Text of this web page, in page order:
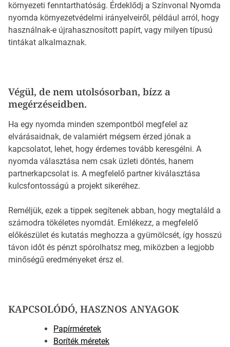
környezeti fenntarthatóság. Érdeklődj a Színvonal Nyomda
nyomda környezetvédelmi irányelveiről, például arról, hogy
használnak-e újrahasznosított papírt, vagy milyen típusú
tintákat alkalmaznak.
Végül, de nem utolsósorban, bízz a
megérzéseidben.
Ha egy nyomda minden szempontból megfelel az
elvárásaidnak, de valamiért mégsem érzed jónak a
kapcsolatot, lehet, hogy érdemes tovább keresgélni. A
nyomda választása nem csak üzleti döntés, hanem
partnerkapcsolat is. A megfelelő partner kiválasztása
kulcsfontosságú a projekt sikeréhez.
Reméljük, ezek a tippek segítenek abban, hogy megtaláld a
számodra tökéletes nyomdát. Emlékezz, a megfelelő
előkészület és kutatás meghozza a gyümölcsét, így hosszú
távon időt és pénzt spórolhatsz meg, miközben a legjobb
minőségű eredményeket érsz el.
KAPCSOLÓDÓ, HASZNOS ANYAGOK
Papírméretek
Boríték méretek